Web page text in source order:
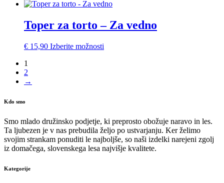
Toper za torto – Za vedno
€ 15,90 Izberite možnosti
1
2
→
Kdo smo
Smo mlado družinsko podjetje, ki preprosto obožuje naravo in les.
Ta ljubezen je v nas prebudila željo po ustvarjanju. Ker želimo
svojim strankam ponuditi le najboljše, so naši izdelki narejeni zgolj
iz domačega, slovenskega lesa najvišje kvalitete.
Kategorije